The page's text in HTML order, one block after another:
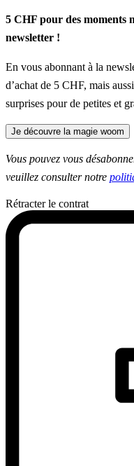
5 CHF pour des moments
newsletter !
En vous abonnant à la
d’achat de 5 CHF, mais
surprises pour de petites et
Je découvre la magie woom
Vous pouvez vous
veuillez consulter notre
Rétracter le contrat